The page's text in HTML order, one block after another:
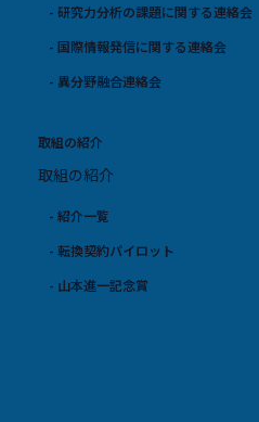
- 研究力分析の課題に関する連絡会
- 国際情報発信に関する連絡会
- 異分野融合連絡会
取組の紹介
取組の紹介
- 紹介一覧
- 転換契約パイロット
- 山本進一記念賞